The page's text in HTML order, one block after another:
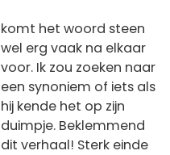
komt het woord steen
wel erg vaak na elkaar
voor. Ik zou zoeken naar
een synoniem of iets als
hij kende het op zijn
duimpje. Beklemmend
dit verhaal! Sterk einde